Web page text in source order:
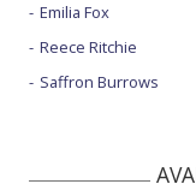
Emilia Fox
Reece Ritchie
Saffron Burrows